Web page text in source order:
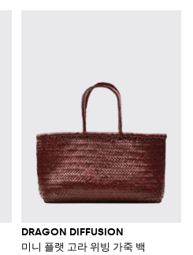
DRAGON DIFFUSION
미니 플랫 고라 위빙 가죽 백